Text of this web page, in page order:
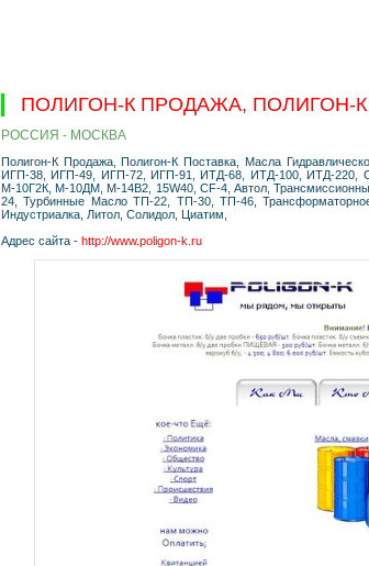
ПОЛИГОН-К ПРОДАЖА, ПОЛИГОН-
РОССИЯ - МОСКВА
Полигон-К Продажа, Полигон-К Поставка, Масла
ИГП-38, ИГП-49, ИГП-72, ИГП-91, ИТД-68, ИТД-100, ИТД-
М-10Г2К, М-10ДМ, М-14В2, 15W40, CF-4, Автол,
24, Турбинные Масло ТП-22, ТП-30, ТП-46,
Индустриалка, Литол, Солидол, Циатим,
Адрес сайта - http://www.poligon-k.ru